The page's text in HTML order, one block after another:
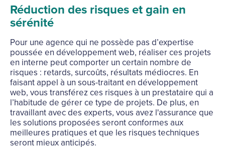
Réduction des risques et gain en
sérénité
Pour une agence qui ne possède pas d’expertise
poussée en développement web, réaliser ces projets
en interne peut comporter un certain nombre de
risques : retards, surcoûts, résultats médiocres. En
faisant appel à un sous-traitant en développement
web, vous transférez ces risques à un prestataire qui a
l’habitude de gérer ce type de projets. De plus, en
travaillant avec des experts, vous avez l'assurance que
les solutions proposées seront conformes aux
meilleures pratiques et que les risques techniques
seront mieux anticipés.